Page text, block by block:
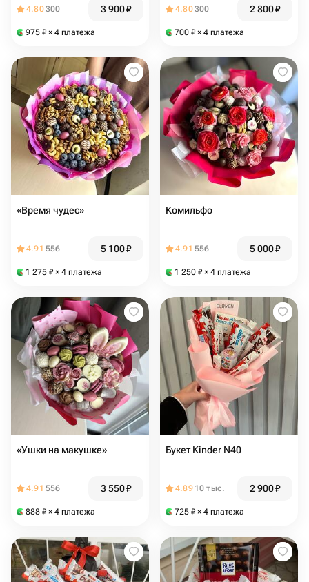
4.80300 3 900₽
975 ₽ × 4 платежа
4.80300 2 800₽
700 ₽ × 4 платежа
«Время чудес»
4.91 556 5 100₽
1 275 ₽ × 4 платежа
Комильфо
4.91 556 5 000₽
1 250 ₽ × 4 платежа
«Ушки на макушке»
4.91 556 3 550₽
888 ₽ × 4 платежа
Букет Kinder N40
4.89 10 тыс. 2 900₽
725 ₽ × 4 платежа